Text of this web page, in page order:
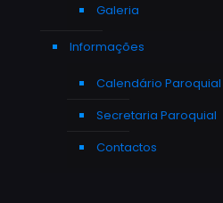
Galeria
Informações
Calendário Paroquial
Secretaria Paroquial
Contactos